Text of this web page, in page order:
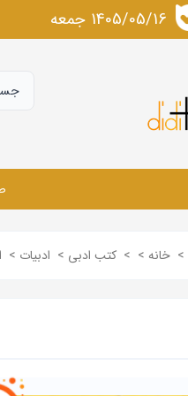
1405/05/16 جمعه
> خانه >
> کتب ادبی > ادبیات >